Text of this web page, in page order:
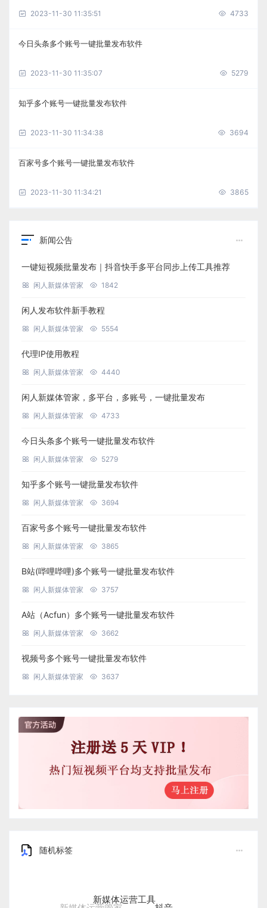
2023-11-30 11:35:51 4733
今日头条多个账号一键批量发布软件
2023-11-30 11:35:07 5279
知乎多个账号一键批量发布软件
2023-11-30 11:34:38 3694
百家号多个账号一键批量发布软件
2023-11-30 11:34:21 3865
新闻公告
一键短视频批量发布｜抖音快手多平台同步上传工具推荐
闲人新媒体管家 1842
闲人发布软件新手教程
闲人新媒体管家 5554
代理IP使用教程
闲人新媒体管家 4440
闲人新媒体管家，多平台，多账号，一键批量发布
闲人新媒体管家 4733
今日头条多个账号一键批量发布软件
闲人新媒体管家 5279
知乎多个账号一键批量发布软件
闲人新媒体管家 3694
百家号多个账号一键批量发布软件
闲人新媒体管家 3865
B站(哔哩哔哩)多个账号一键批量发布软件
闲人新媒体管家 3757
A站（Acfun）多个账号一键批量发布软件
闲人新媒体管家 3662
视频号多个账号一键批量发布软件
闲人新媒体管家 3637
随机标签
新媒体运营工具
抖音